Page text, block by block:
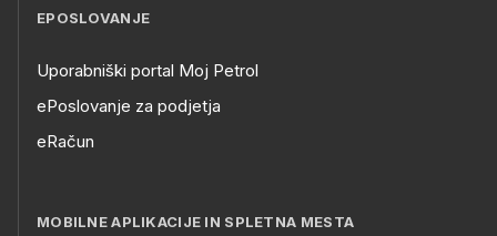
EPOSLOVANJE
Uporabniški portal Moj Petrol
ePoslovanje za podjetja
eRačun
MOBILNE APLIKACIJE IN SPLETNA MESTA